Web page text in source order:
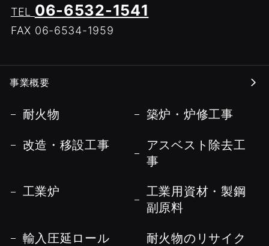
TEL 06-6532-1541
FAX 06-6534-1959
事業概要
耐火物 築炉・炉修工事
改造・移設工事
アスベスト除去工
事
工業炉
工業用資材・製鋼
副原料
輸入圧延ロール
耐火物のリサイク